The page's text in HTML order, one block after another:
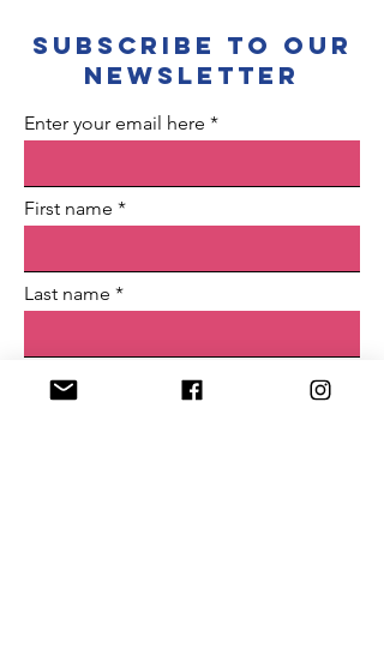
Subscribe to Our
Newsletter
Enter your email here
First name
Last name